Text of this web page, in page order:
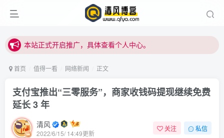
本站正式开启推广，具体查看个人中心。
本站正式开启推广，具体查看个人中心。
首页 值得一看 网络新闻 正文
支付宝推出“三零服务”，商家收钱码提现继续免费
延长 3 年
清风
2022/6/15/ 14:49更新
关注 私信